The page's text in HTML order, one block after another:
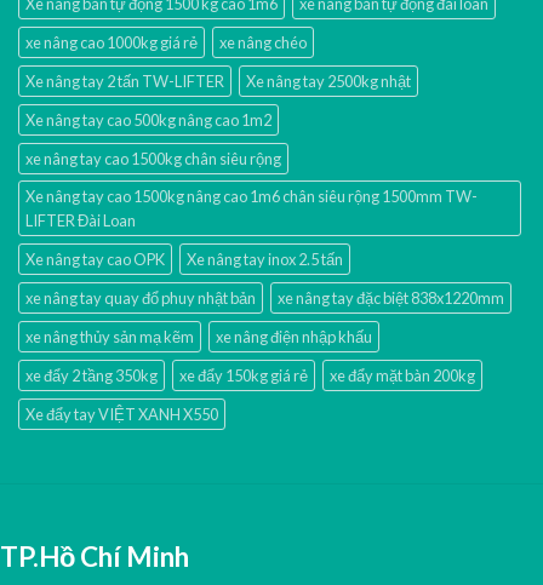
xe nâng cao 1000kg giá rẻ
xe nâng chéo
Xe nâng tay 2 tấn TW-LIFTER
Xe nâng tay 2500kg nhật
Xe nâng tay cao 500kg nâng cao 1m2
xe nâng tay cao 1500kg chân siêu rộng
Xe nâng tay cao 1500kg nâng cao 1m6 chân siêu rộng 1500mm TW-
LIFTER Đài Loan
Xe nâng tay cao OPK
Xe nâng tay inox 2.5 tấn
xe nâng tay quay đổ phuy nhật bản
xe nâng tay đặc biệt 838x1220mm
xe nâng thủy sản mạ kẽm
xe nâng điện nhập khấu
xe đẩy 2 tầng 350kg
xe đẩy 150kg giá rẻ
xe đẩy mặt bàn 200kg
Xe đẩy tay VIỆT XANH X550
TP.Hồ Chí Minh